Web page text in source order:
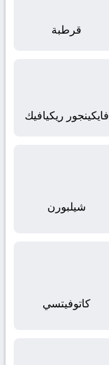
قرطبة
فايكينجور ريكيافيك
شيلبورن
كاتوفيتسي